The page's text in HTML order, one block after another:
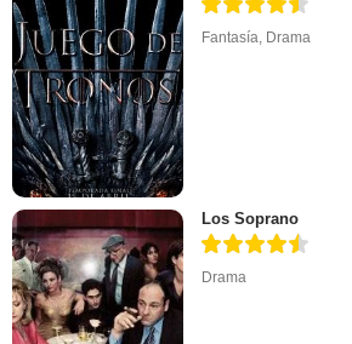
Fantasía Drama
Los Soprano
Drama